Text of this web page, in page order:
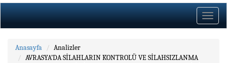
Toggle
Anasayfa
Analizler
AVRASYA’DA SİLAHLARIN KONTROLÜ VE SİLAHSIZLANMA